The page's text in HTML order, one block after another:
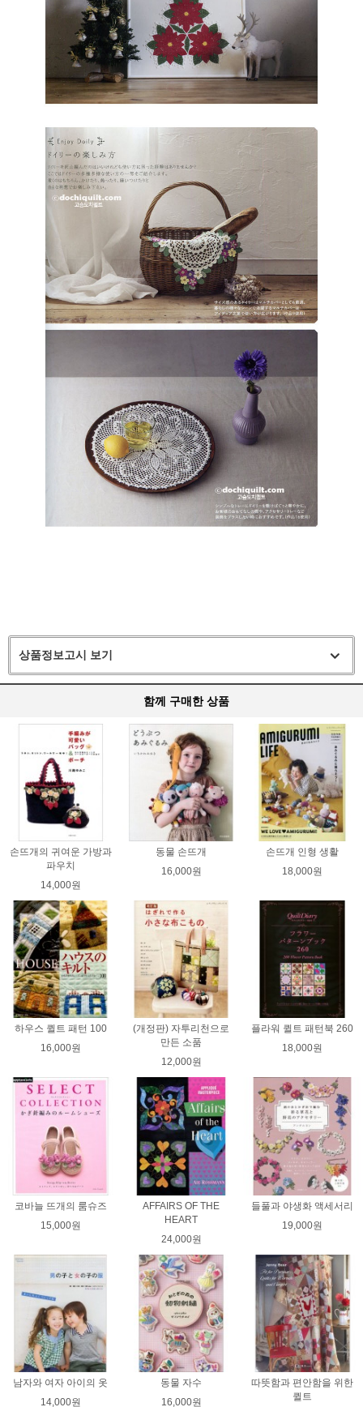
상품정보고시 보기
함께 구매한 상품
손뜨개의 귀여운 가방과
파우치
14,000원
동물 손뜨개
16,000원
손뜨개 인형 생활
18,000원
하우스 퀼트 패턴 100
16,000원
(개정판) 자투리천으로
만든 소품
12,000원
플라워 퀼트 패턴북 260
18,000원
코바늘 뜨개의 룸슈즈
15,000원
AFFAIRS OF THE
HEART
24,000원
들풀과 야생화 액세서리
19,000원
남자와 여자 아이의 옷
14,000원
동물 자수
16,000원
따뜻함과 편안함을 위한
퀼트